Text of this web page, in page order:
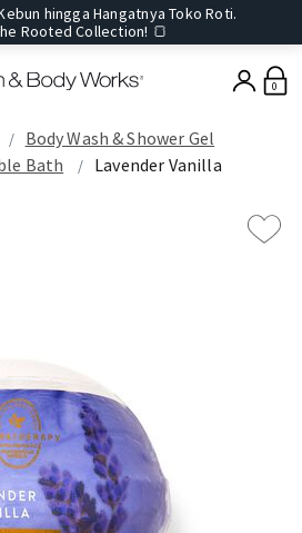
hingga Hangatnya Toko Roti.
Rooted Collection! 🍞
0
Body Wash & Shower Gel
Bath
Lavender Vanilla